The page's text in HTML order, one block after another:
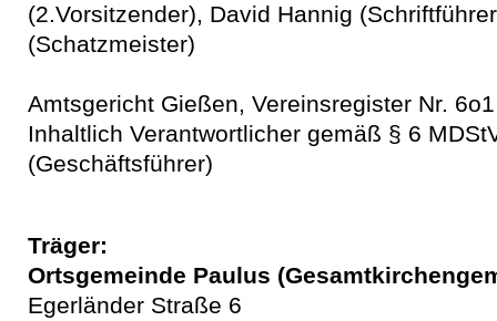
(2.Vorsitzender), David Hannig
(Schatzmeister)
Amtsgericht Gießen, Vereinsregister Nr. 6o1
Inhaltlich Verantwortlicher gemäß § 6
(Geschäftsführer)
Träger:
Ortsgemeinde Paulus
Egerländer Straße 6